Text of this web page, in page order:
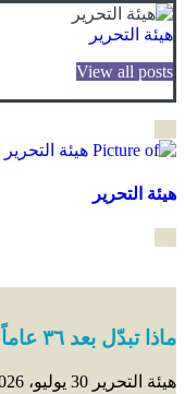
هيئة التحرير
View all posts
هيئة التحرير
ماذا تبدّل بعد ٣٦ عاماً على الغزو؟
هيئة التحرير 30 يوليو، 2026